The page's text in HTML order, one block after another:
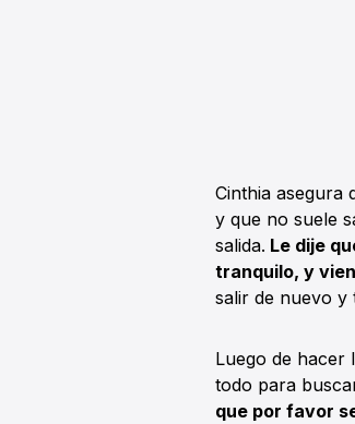
Cinthia asegura
y que no suele
salida. Le dije
tranquilo, y
salir de nuevo y
Luego de hacer
todo para
que por favor